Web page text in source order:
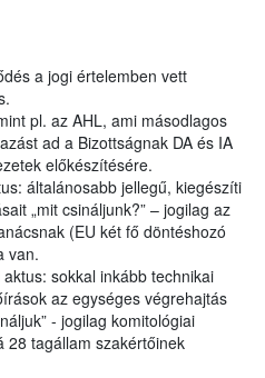
a jogi értelemben vett
pl. az AHL, ami másodlagos
ad a Bizottságnak DA és IA
előkészítésére.
általánosabb jellegű, kiegészíti
„mit csináljunk?” – jogilag az
(EU két fő döntéshozó
van.
sokkal inkább technikai
az egységes végrehajtás
- jogilag komitológiai
28 tagállam szakértőinek